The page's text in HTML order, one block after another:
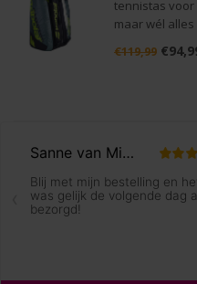
tennistas voor
maar wél
herkenbare
€119,99